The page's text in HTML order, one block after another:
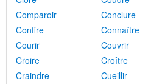
Comparoir
Conclure
Confire
Connaître
Courir
Couvrir
Croire
Croître
Craindre
Cueillir